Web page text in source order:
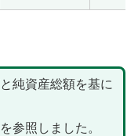
純資産総額を基に
参照しました。